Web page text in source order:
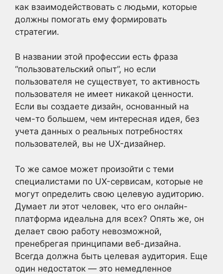
как взаимодействовать с людьми, которые
должны помогать ему формировать
стратегии.
В названии этой профессии есть фраза
“пользовательский опыт”, но если
пользователя не существует, то активность
пользователя не имеет никакой ценности.
Если вы создаете дизайн, основанный на
чем-то большем, чем интересная идея, без
учета данных о реальных потребностях
пользователей, вы не UX-дизайнер.
То же самое может произойти с теми
специалистами по UX-сервисам, которые не
могут определить свою целевую аудиторию.
Думает ли этот человек, что его онлайн-
платформа идеальна для всех? Опять же, он
делает свою работу невозможной,
пренебрегая принципами веб-дизайна.
Всегда должна быть целевая аудитория. Еще
один недостаток — это немедленное